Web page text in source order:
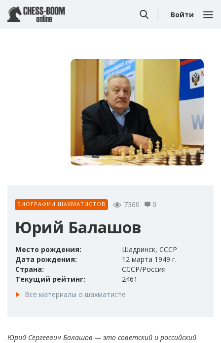
Войти
БИОГРАФИИ ШАХМАТИСТОВ 7360 0
Юрий Балашов
Место рождения:
Шадринск, СССР
Дата рождения:
12 марта 1949 г.
Страна:
СССР/Россия
Текущий рейтинг:
2461
Все материалы о шахматисте
Юрий Сергеевич Балашов — это советский и российский